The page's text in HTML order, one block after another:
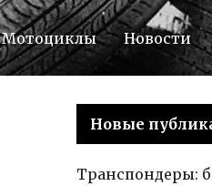
Мотоциклы Новости
Новые
Транспондеры: